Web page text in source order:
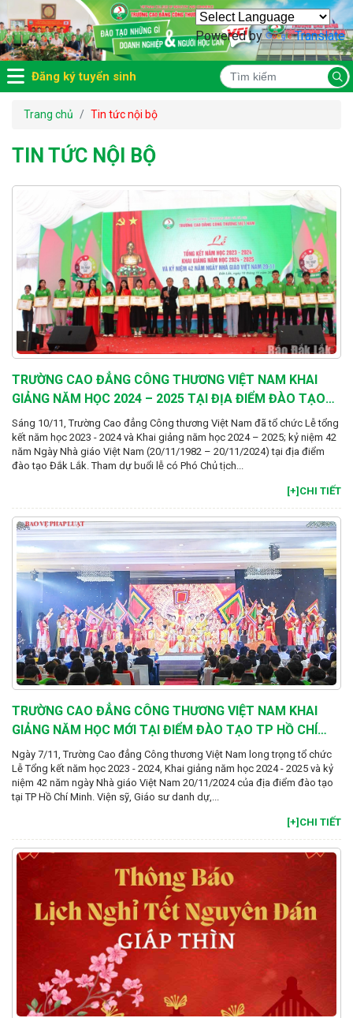
Powered by Translate
Đăng ký tuyển sinh
Trang chủ Tin tức nội bộ
TIN TỨC NỘI BỘ
TRƯỜNG CAO ĐẲNG CÔNG THƯƠNG VIỆT NAM KHAI
GIẢNG NĂM HỌC 2024 – 2025 TẠI ĐỊA ĐIỂM ĐÀO TẠO
ĐẮK LẮK.
Sáng 10/11, Trường Cao đẳng Công thương Việt Nam đã tổ chức Lễ tổng
kết năm học 2023 - 2024 và Khai giảng năm học 2024 – 2025; kỷ niệm 42
năm Ngày Nhà giáo Việt Nam (20/11/1982 – 20/11/2024) tại địa điểm
đào tạo Đắk Lắk. Tham dự buổi lễ có Phó Chủ tịch...
[+]CHI TIẾT
TRƯỜNG CAO ĐẲNG CÔNG THƯƠNG VIỆT NAM KHAI
GIẢNG NĂM HỌC MỚI TẠI ĐIỂM ĐÀO TẠO TP HỒ CHÍ
MINH
Ngày 7/11, Trường Cao đẳng Công thương Việt Nam long trọng tổ chức
Lễ Tổng kết năm học 2023 - 2024, Khai giảng năm học 2024 - 2025 và kỷ
niệm 42 năm ngày Nhà giáo Việt Nam 20/11/2024 của địa điểm đào tạo
tại TP Hồ Chí Minh. Viện sỹ, Giáo sư danh dự,...
[+]CHI TIẾT